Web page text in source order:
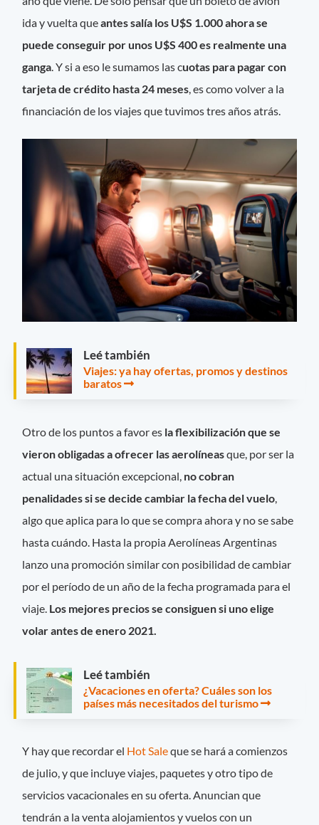
ida y vuelta queantes salía los U$S 1.000 ahora se
puede conseguir por unos U$S 400 es realmente una
ganga. Y si a eso le sumamos las cuotas para pagar con
tarjeta de crédito hasta 24 meses, es como volver a la
financiación de los viajes que tuvimos tres años atrás.
Leé también
Viajes: ya hay ofertas, promos y destinos
baratos
Otro de los puntos a favor es la flexibilización que se
vieron obligadas a ofrecer las aerolíneasque, por ser la
actual una situación excepcional, no cobran
penalidades si se decide cambiar la fecha del vuelo
algo que aplica para lo que se compra ahora y no se sabe
hasta cuándo. Hasta la propia Aerolíneas Argentinas
lanzo una promoción similar con posibilidad de cambiar
por el período de un año de la fecha programada para el
viaje. Los mejores precios se consiguen si uno elige
volar antes de enero 2021.
Leé también
¿Vacaciones en oferta? Cuáles son los
países más necesitados del turismo
Y hay que recordar el Hot Saleque se hará a comienzos
de julio, y que incluye viajes, paquetes y otro tipo de
servicios vacacionales en su oferta. Anuncian que
tendrán a la venta alojamientos y vuelos con un